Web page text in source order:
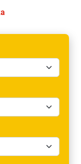
ŘADIT)
NEBO ARCHIVNÍ